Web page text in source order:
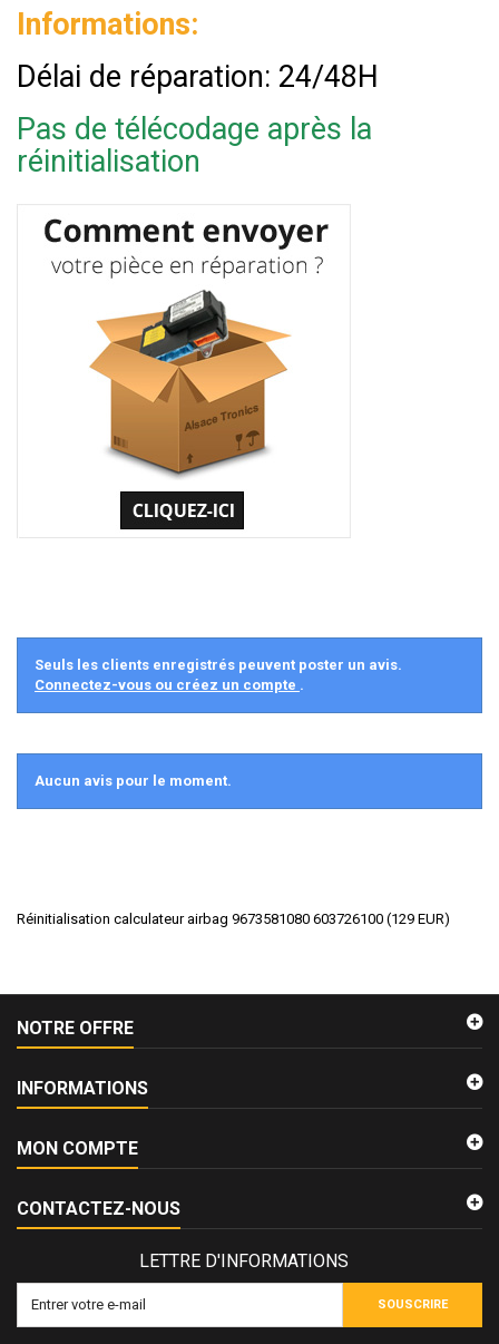
Informations:
Délai de réparation: 24/48H
Pas de télécodage après la
réinitialisation
Seuls les clients enregistrés peuvent poster un avis.
Connectez-vous ou créez un compte .
Aucun avis pour le moment.
Réinitialisation calculateur airbag 9673581080 603726100 (129 EUR)
NOTRE OFFRE
INFORMATIONS
MON COMPTE
CONTACTEZ-NOUS
LETTRE D'INFORMATIONS
SOUSCRIRE